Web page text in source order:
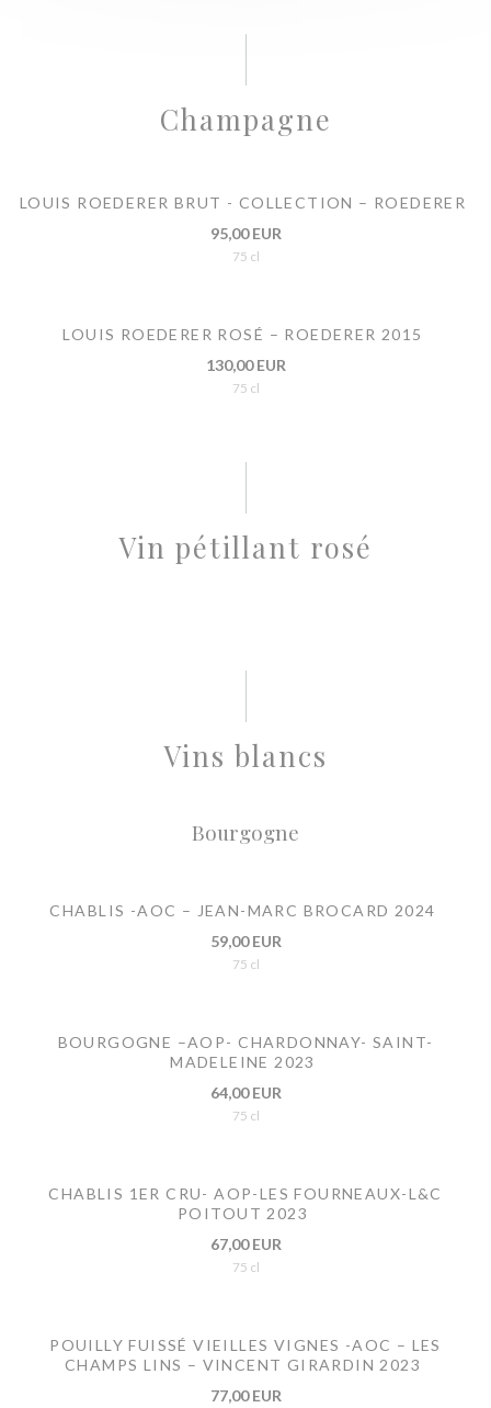
Champagne
LOUIS ROEDERER BRUT - COLLECTION – ROEDERER
95,00 EUR
75 cl
LOUIS ROEDERER ROSÉ – ROEDERER 2015
130,00 EUR
75 cl
Vin pétillant rosé
Vins blancs
Bourgogne
CHABLIS -AOC – JEAN-MARC BROCARD 2024
59,00 EUR
75 cl
BOURGOGNE –AOP- CHARDONNAY- SAINT-
MADELEINE 2023
64,00 EUR
75 cl
CHABLIS 1ER CRU- AOP-LES FOURNEAUX-L&C
POITOUT 2023
67,00 EUR
75 cl
POUILLY FUISSÉ VIEILLES VIGNES -AOC – LES
CHAMPS LINS – VINCENT GIRARDIN 2023
77,00 EUR